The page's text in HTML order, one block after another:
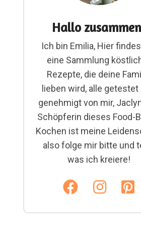
Hallo
Ich bin Emilia, Hier
eine Sammlung
Rezepte, die deine
lieben wird, alle getestet
genehmigt von mir,
Schöpferin dieses Food-
Kochen ist meine
also folge mir bitte und
was ich kreiere!